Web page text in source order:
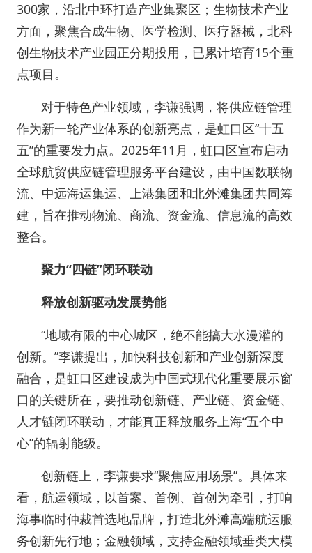
300家，沿北中环打造产业集聚区；生物技术产业
方面，聚焦合成生物、医学检测、医疗器械，北科
创生物技术产业园正分期投用，已累计培育15个重
点项目。
对于特色产业领域，李谦强调，将供应链管理
作为新一轮产业体系的创新亮点，是虹口区“十五
五”的重要发力点。2025年11月，虹口区宣布启动
全球航贸供应链管理服务平台建设，由中国数联物
流、中远海运集运、上港集团和北外滩集团共同筹
建，旨在推动物流、商流、资金流、信息流的高效
整合。
聚力“四链”闭环联动
释放创新驱动发展势能
“地域有限的中心城区，绝不能搞大水漫灌的
创新。”李谦提出，加快科技创新和产业创新深度
融合，是虹口区建设成为中国式现代化重要展示窗
口的关键所在，要推动创新链、产业链、资金链、
人才链闭环联动，才能真正释放服务上海“五个中
心”的辐射能级。
创新链上，李谦要求“聚焦应用场景”。具体来
看，航运领域，以首案、首例、首创为牵引，打响
海事临时仲裁首选地品牌，打造北外滩高端航运服
务创新先行地；金融领域，支持金融领域垂类大模